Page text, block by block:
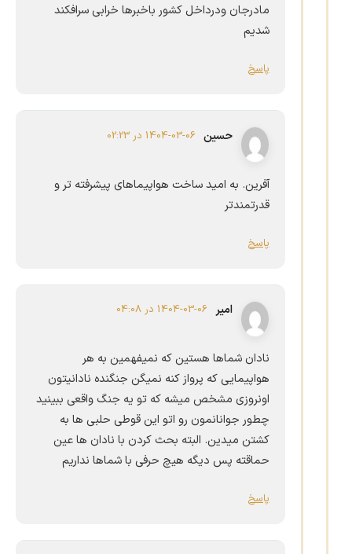
مادرجان ودرداخل کشور باخبرها خرابی سرافکند
شدیم
پاسخ
حسین 1404-03-06 در 02:23
آفرین. به امید ساخت هواپیماهای پیشرفته تر و
قدرتمندتر
پاسخ
امیر 1404-03-06 در 04:08
نادان شماها هستین که نمیفهمین به هر
هواپیمایی که پرواز کنه نمیگن جنگنده نادانیتون
اونروزی مشخص میشه که تو یه جنگ واقعی ببینید
چطور جوانانمون رو اتو این قوطی حلبی ها به
کشتن میدین. البته بحث کردن با نادان ها عین
حماقته پس دیگه هیچ حرفی با شماها نداریم
پاسخ